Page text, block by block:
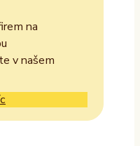
na
v našem